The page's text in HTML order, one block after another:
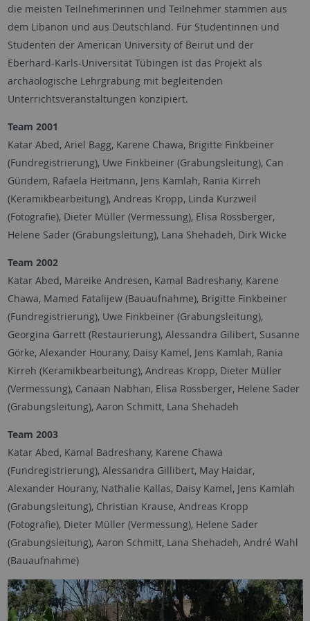
die meisten Teilnehmerinnen und Teilnehmer stammen aus
dem Libanon und aus Deutschland. Für Studentinnen und
Studenten der American University of Beirut und der
Eberhard-Karls-Universität Tübingen ist das Projekt als
archäologische Lehrgrabung mit begleitenden
Unterrichtsveranstaltungen konzipiert.
Team 2001
Katar Abed, Ariel Bagg, Karene Chawa, Brigitte Finkbeiner
(Fundregistrierung), Uwe Finkbeiner (Grabungsleitung), Can
Gündem, Rafaela Heitmann, Jens Kamlah, Rania Kirreh
(Keramikbearbeitung), Andreas Kropp, Linda Kurzweil
(Fotografie), Dieter Müller (Vermessung), Elisa Rossberger,
Helene Sader (Grabungsleitung), Lana Shehadeh, Dirk Wicke
Team 2002
Katar Abed, Mareike Andresen, Kamal Badreshany, Karene
Chawa, Mamed Fatalijew (Bauaufnahme), Brigitte Finkbeiner
(Fundregistrierung), Uwe Finkbeiner (Grabungsleitung),
Georgina Garrett (Restaurierung), Alessandra Gilibert, Susanne
Görke, Alexander Hourany, Daisy Kamel, Jens Kamlah, Rania
Kirreh (Keramikbearbeitung), Andreas Kropp, Dieter Müller
(Vermessung), Canaan Nabhan, Elisa Rossberger, Helene Sader
(Grabungsleitung), Aaron Schmitt, Lana Shehadeh
Team 2003
Katar Abed, Kamal Badreshany, Karene Chawa
(Fundregistrierung), Alessandra Gillibert, May Haidar,
Alexander Hourany, Nathalie Kallas, Daisy Kamel, Jens Kamlah
(Grabungsleitung), Christian Krause, Andreas Kropp
(Fotografie), Dieter Müller (Vermessung), Helene Sader
(Grabungsleitung), Aaron Schmitt, Lana Shehadeh, André Wahl
(Bauaufnahme)